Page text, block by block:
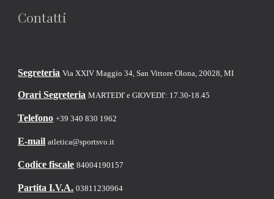
Contatti
Segreteria Via XXIV Maggio 34, San Vittore Olona, 20028, MI
Orari Segreteria MARTEDI' e GIOVEDI': 17.30-18.45
Telefono +39 340 830 1962
E-mail atletica@sportsvo.it
Codice fiscale 84004190157
Partita I.V.A. 03811230964